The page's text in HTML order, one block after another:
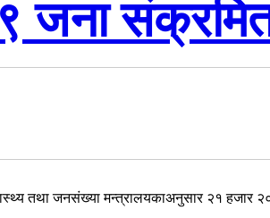
तथा जनसंख्या मन्त्रालयकाअनुसार २१ हजार